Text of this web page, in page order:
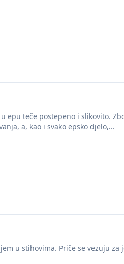
epu teče postepeno i slikovito.
a, kao i svako epsko djelo,...
u stihovima. Priče se vezuju